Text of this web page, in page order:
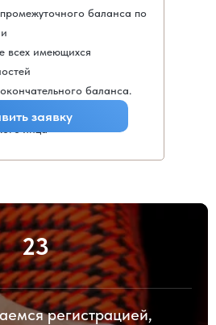
баланса по
всех имеющихся
баланса.
ликвидированного
заявку
23
регистрацией,